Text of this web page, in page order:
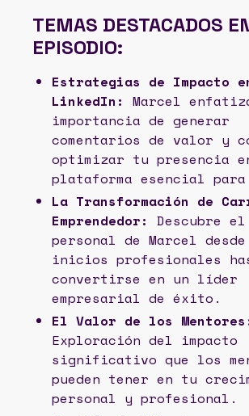
TEMAS DESTACADOS
EPISODIO:
Estrategias de Impacto
LinkedIn: Marcel
importancia de generar
comentarios de valor y
optimizar tu presencia
plataforma esencial para
La Transformación de
Emprendedor: Descubre
personal de Marcel
inicios profesionales
convertirse en un líder
empresarial de éxito.
El Valor de los
Exploración del impacto
significativo que los
pueden tener en tu
personal y profesional.